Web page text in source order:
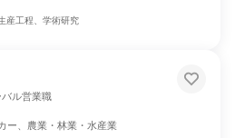
産工程、学術研究
バル営業職
ー、農業・林業・水産業